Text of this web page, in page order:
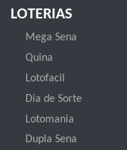
LOTERIAS
Mega Sena
Quina
Lotofacil
Dia de Sorte
Lotomania
Dupla Sena